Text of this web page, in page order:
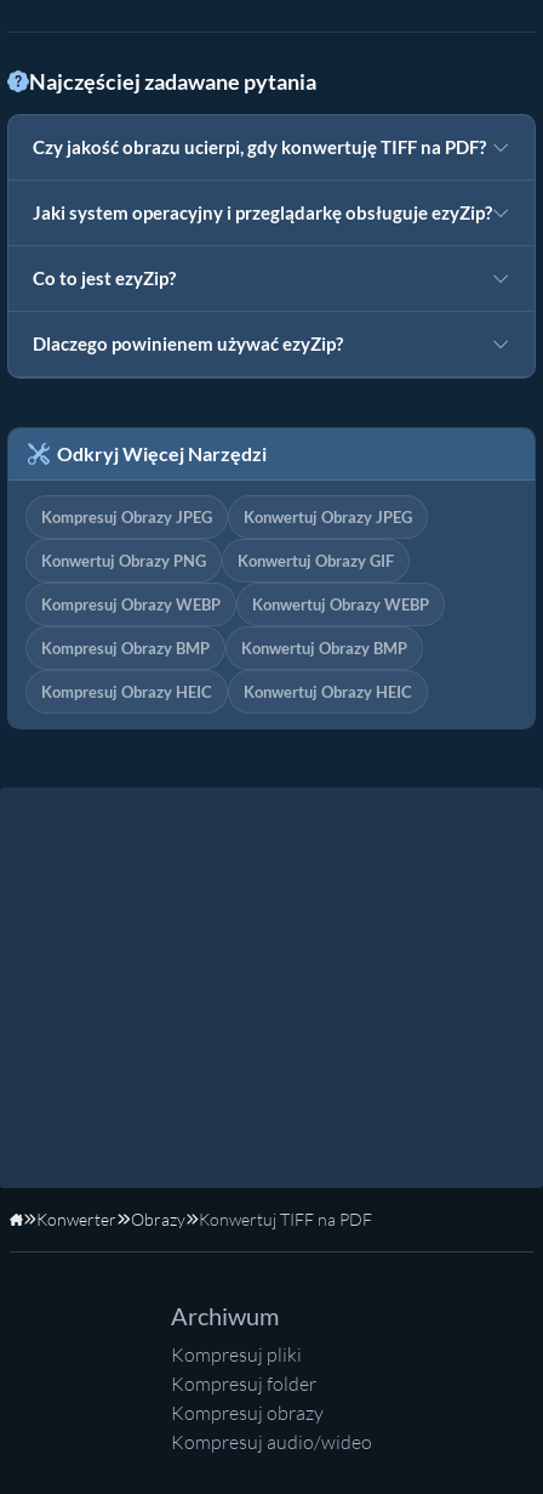
Najczęściej zadawane pytania
Czy jakość obrazu ucierpi, gdy konwertuję TIFF na PDF?
Jaki system operacyjny i przeglądarkę obsługuje ezyZip?
Co to jest ezyZip?
Dlaczego powinienem używać ezyZip?
Odkryj Więcej Narzędzi
Kompresuj Obrazy JPEG Konwertuj Obrazy JPEG
Konwertuj Obrazy PNG Konwertuj Obrazy GIF
Kompresuj Obrazy WEBP Konwertuj Obrazy WEBP
Kompresuj Obrazy BMP Konwertuj Obrazy BMP
Kompresuj Obrazy HEIC Konwertuj Obrazy HEIC
Strona główna
Konwerter Obrazy Konwertuj TIFF na PDF
Archiwum
Kompresuj pliki
Kompresuj folder
Kompresuj obrazy
Kompresuj audio/wideo